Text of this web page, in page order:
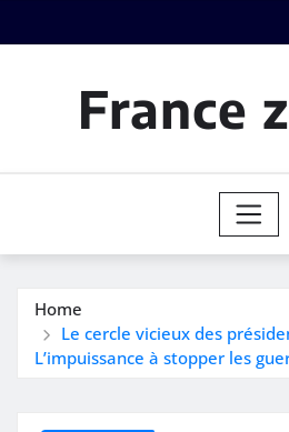
to
France
Home
Le cercle vicieux des
L’impuissance à stopper les